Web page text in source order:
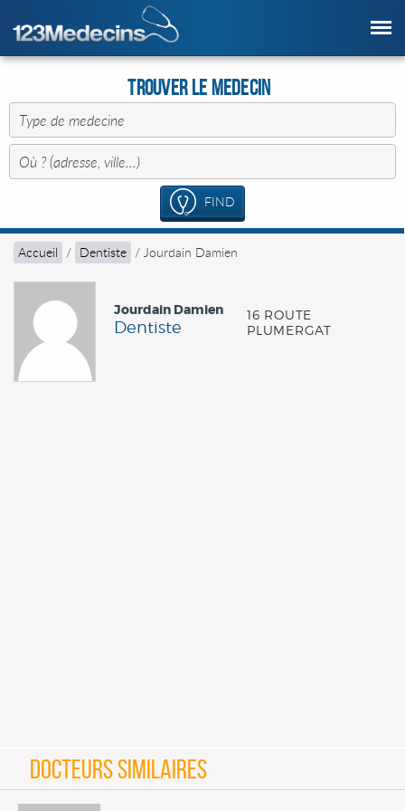
Trouver le Medecin
FIND
Accueil / Dentiste / Jourdain Damien
Jourdain Damien
Dentiste
16 ROUTE
PLUMERGAT
DOCTEURS SIMILAIRES